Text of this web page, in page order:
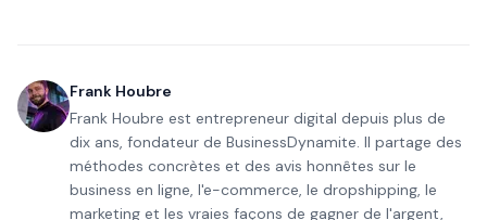
Frank Houbre
Frank Houbre est entrepreneur digital depuis plus de
dix ans, fondateur de BusinessDynamite. Il partage des
méthodes concrètes et des avis honnêtes sur le
business en ligne, l'e-commerce, le dropshipping, le
marketing et les vraies façons de gagner de l'argent,